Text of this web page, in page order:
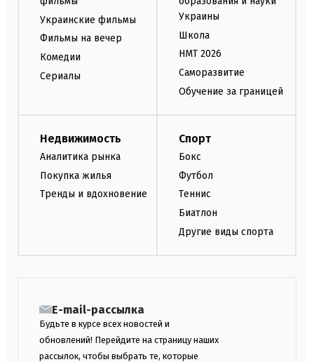
Украинские фильмы
Фильмы на вечер
Комедии
Сериалы
Украины
Школа
НМТ 2026
Саморазвитие
Обучение за границей
Недвижимость
Аналитика рынка
Покупка жилья
Тренды и вдохновение
Спорт
Бокс
Футбол
Теннис
Биатлон
Другие виды спорта
E-mail-рассылка
Будьте в курсе всех новостей и
обновлений! Перейдите на страницу наших
рассылок, чтобы выбрать те, которые